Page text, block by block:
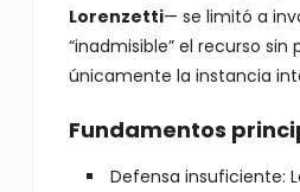
Lorenzetti— se limitó a
“inadmisible” el recurso
únicamente la instancia
Fundamentos
Defensa insuficiente: